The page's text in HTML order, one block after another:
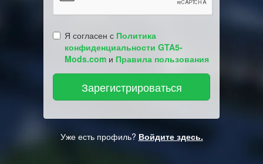
Я согласен с Политика
конфиденциальности GTA5-
Mods.com и Правила пользования
Уже есть профиль? Войдите здесь.